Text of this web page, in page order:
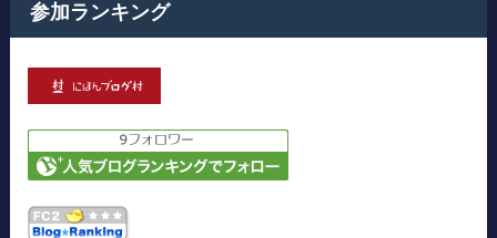
参加ランキング